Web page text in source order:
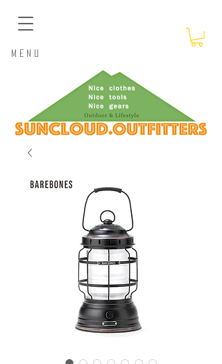
​Menu